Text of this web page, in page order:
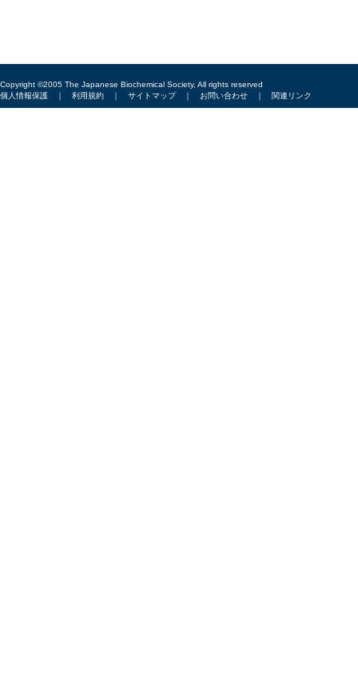
Copyright ©2005 The Japanese Biochemical Society, All rights reserved
個人情報保護 ｜ 利用規約 ｜ サイトマップ｜ お問い合わせ ｜ 関連リンク